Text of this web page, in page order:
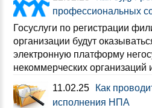
профессиональных
Госуслуги по регистрации
организации будут
электронную платформу
некоммерческих
11.02.25
Как
исполнения НПА